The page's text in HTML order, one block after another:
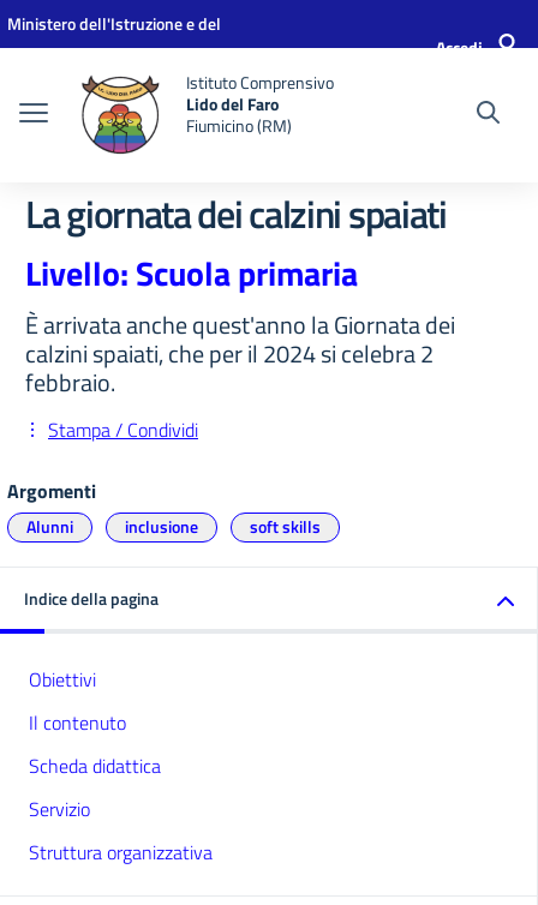
Vai ai contenuti
Vai al menu di navigazione
Vai al footer
Ministero dell'Istruzione e del
Accedi
Istituto Comprensivo
Lido del Faro
Fiumicino (RM)
La giornata dei calzini spaiati
Livello: Scuola primaria
È arrivata anche quest'anno la Giornata dei
calzini spaiati, che per il 2024 si celebra 2
febbraio.
Stampa / Condividi
Argomenti
Alunni inclusione soft skills
Indice della pagina
Obiettivi
Il contenuto
Scheda didattica
Servizio
Struttura organizzativa